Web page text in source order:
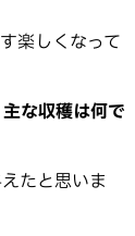
楽しくなって
な収穫は何で
たと思いま